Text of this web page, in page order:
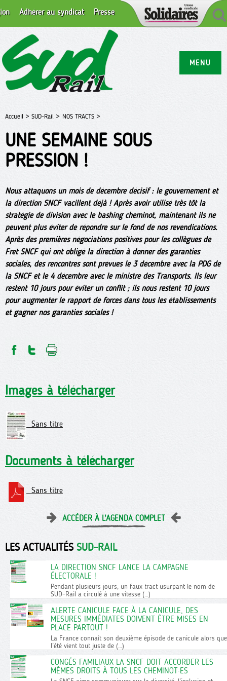
MENU
Adhérer au syndicat Presse
Accueil > SUD-Rail > NOS TRACTS >
UNE SEMAINE SOUS
PRESSION !
Nous attaquons un mois de décembre décisif : le gouvernement et
la direction SNCF vacillent déjà ! Après avoir utilisé très tôt la
stratégie de division avec le bashing cheminot, maintenant ils ne
peuvent plus éviter de répondre sur le fond de nos revendications.
Après des premières négociations positives pour les collègues de
Fret SNCF qui ont obligé la direction à donner des garanties
sociales, des rencontres sont prévues le 3 décembre avec la PDG de
la SNCF et le 4 décembre avec le ministre des Transports. Ils leur
restent 10 jours pour éviter un conflit ; ils nous restent 10 jours
pour augmenter le rapport de forces dans tous les établissements
et gagner nos garanties sociales !
Images à télécharger
Sans titre
Documents à télécharger
Sans titre
ACCÉDER À L'AGENDA COMPLET
LES ACTUALITÉS SUD-RAIL
LA DIRECTION SNCF LANCE LA CAMPAGNE
ÉLECTORALE !
Pendant plusieurs jours, un faux tract usurpant le nom de
SUD-Rail a circulé à une vitesse (…)
ALERTE CANICULE FACE À LA CANICULE, DES
MESURES IMMÉDIATES DOIVENT ÊTRE MISES EN
PLACE PARTOUT !
La France connaît son deuxième épisode de canicule alors que
l’été vient tout juste de (…)
CONGÉS FAMILIAUX LA SNCF DOIT ACCORDER LES
MÊMES DROITS À TOUS LES CHEMINOT·ES